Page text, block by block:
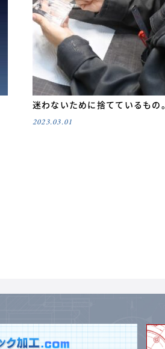
迷わないために捨てているもの
2023.03.01